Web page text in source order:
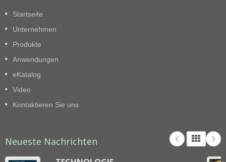
Startseite
Unternehmen
Produkte
Anwendungen
eKatalog
Video
Kontaktieren Sie uns
Neueste Nachrichten